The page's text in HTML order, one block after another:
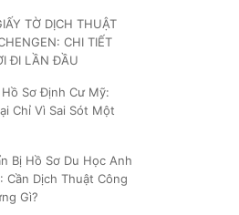
TỜ DỊCH THUẬT
CHI TIẾT
ĐI LẦN ĐẦU
Sơ Định Cư Mỹ:
Chỉ Vì Sai Sót Một
Bị Hồ Sơ Du Học Anh
Cần Dịch Thuật Công
Gì?